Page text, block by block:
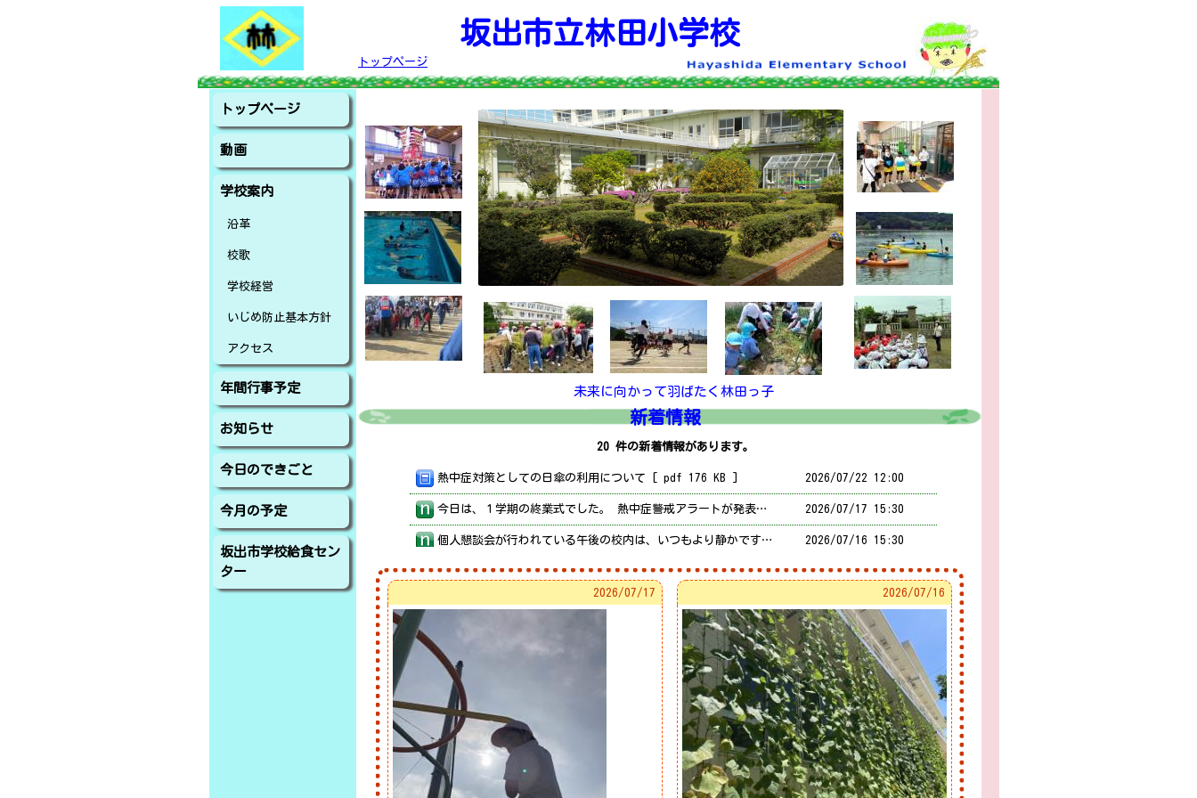
坂出市立林田小学校
トップページ
トップページ
動画
学校案内
沿革
校歌
学校経営
いじめ防止基本方針
アクセス
年間行事予定
お知らせ
今日のできごと
今月の予定
坂出市学校給食セン
ター
未来に向かって羽ばたく林田っ子
20 件の新着情報があります。
熱中症対策としての日傘の利用について [ pdf 176 KB ] 2026/07/22 12:00
今日は、１学期の終業式でした。 熱中症警戒アラートが発表されるほどの猛暑でしたが、子どもたちは始業前のわずかな時間も惜しむように、運動場で元気いっぱい遊んでいました。 あまりの暑さにホースで水をまいてやると、「気持ちいい！」と子どもたちが次々に集まってきました。 １学期最後の日も、林田っ子らしい笑顔と元気にあふれていました。 いよいよ明日から夏休み。 暑さに負けず、安全に気を付けて、夏ならではの楽しい思い出をたくさんつくってほしいと思います。 2026/07/17 15:30
個人懇談会が行われている午後の校内は、いつもより静かです。 ふと見ると、４年生が理科で育てて観察しているヘチマが、２階のベランダを越えるほど大きく伸びていました。 この１学期、子どもたちもずいぶん成長しました。 ヘチマに負けず、夏休みもぐんぐん大きくなれ！ 2026/07/16 15:30
プールでの水泳学習も、今週で終わりです。 １年生は、水辺の安全学習で学んだ「ラッコ浮き（背浮き）」の練習をしていました。少し練習すると、力を抜いて落ち着き、いつまでも浮かんでいられる子どもがたくさんいました！ 特別支援学級では、プールでの水遊びを楽しみ、カヤックの体験にも挑戦しました。 2026/ 07/15 15:30
３年生は、ろう者の方をゲストティーチャーにお招きし、聞こえない方の生活やコミュニケーションについて学びました。 身の回りにある「不自由」も、手話や文字、光による合図など、さまざまな工夫によって不自由ではなくなることを教えていただきました。 お話を通して、誰もが暮らしやすくなるために、自分たちにできることを考える貴重な時間となりました。 2026/07/14 15:30
３年生が、盲導犬ユーザーの方をゲストティーチャーにお招きし、盲導犬の役割や生活の中での関わり方について学びました。 子どもたちは、盲導犬が安全に歩くための大切なパートナーであることや、仕事中の盲導犬にはむやみに声をかけたり触ったりしないことなどを教えていただきました。 お話を聞きながら、盲導犬だけでなく、目の不自由な方への正しい理解や、自分たちにできることについて考える貴重な時間となりました。 2026/07/13 15:30
２年生は生活科で育てている夏野菜を使って、家庭科室でピザづくりをしました。 餃子の皮を生地にして、収穫した野菜をのせ、こんがり焼き上げます。 自分たちで育てた野菜の味は、やっぱり特別です。 できあがったピザをほおばる子どもたちの顔は、にこにこ。 育てる楽しさ、作る楽しさ、食べる楽しさを味わう、すてきな時間になりました。 2026/07/10 15:30
道徳教育地域支援委託事業に係る全県域の公開授業が本校で行われました。 ５年生の道徳科では、「規則の尊重」をテーマに、きまりは何のためにあるのか、そしてみんなが気持ちよく生活するために大切なことは何かを考えました。 授業では、自分の考えをしっかりもち、友達の意見にも耳を傾けながら、よりよい集団生活について真剣に考える姿が見られました。 たくさんの先生方に見守られる中、少し緊張しながらも、子どもたちはよく頑張っていました。 ご参観いただいた先生方にとっても、道徳の授業づくりについて考える貴重な機会となりました。 2026/07/09 15:30
登校中、田んぼでオタマジャクシを見つけて立ち止まる子どもたちがいました。 手が届かないところにいたので、そっとすくって手のひらにのせてあげると、「エサは何やったらええん？」と興味津々。 小さな命との出会いに、子どもたちの目がきらきらしていました。 身近な自然に心を動かす、子どもらしいすてきな一場面でした。 2026/07/08 15:30
今日は七夕です。 今夜の天気予報は曇り空。 織姫と彦星は、無事に会えるでしょうか？ 各学年の教室前には、子どもたちの願い事が書かれた短冊が飾られています。 七夕には、もともと技芸や学問の上達を願う意味もあるそうです。 短冊には、勉強や習い事の上達、将来の夢、家族や友だちの幸せを願う言葉など、子どもたちらしい思いが並んでいました。 子どもたち一人ひとりの願いが、空の向こうまで届きますように。 2026/07/07 15:30
熱中症特別警戒アラートの発表時の対応について [ pdf 123 KB
2026/07/07 08:00
2026/07/17 2026/07/16
新着情報